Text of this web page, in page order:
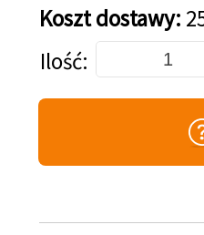
Koszt dostawy:
Dodaj do koszyka
Ilość